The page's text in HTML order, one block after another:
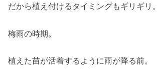
だから植え付けるタイミングもギリギリ。
梅雨の時期。
植えた苗が活着するように雨が降る前。